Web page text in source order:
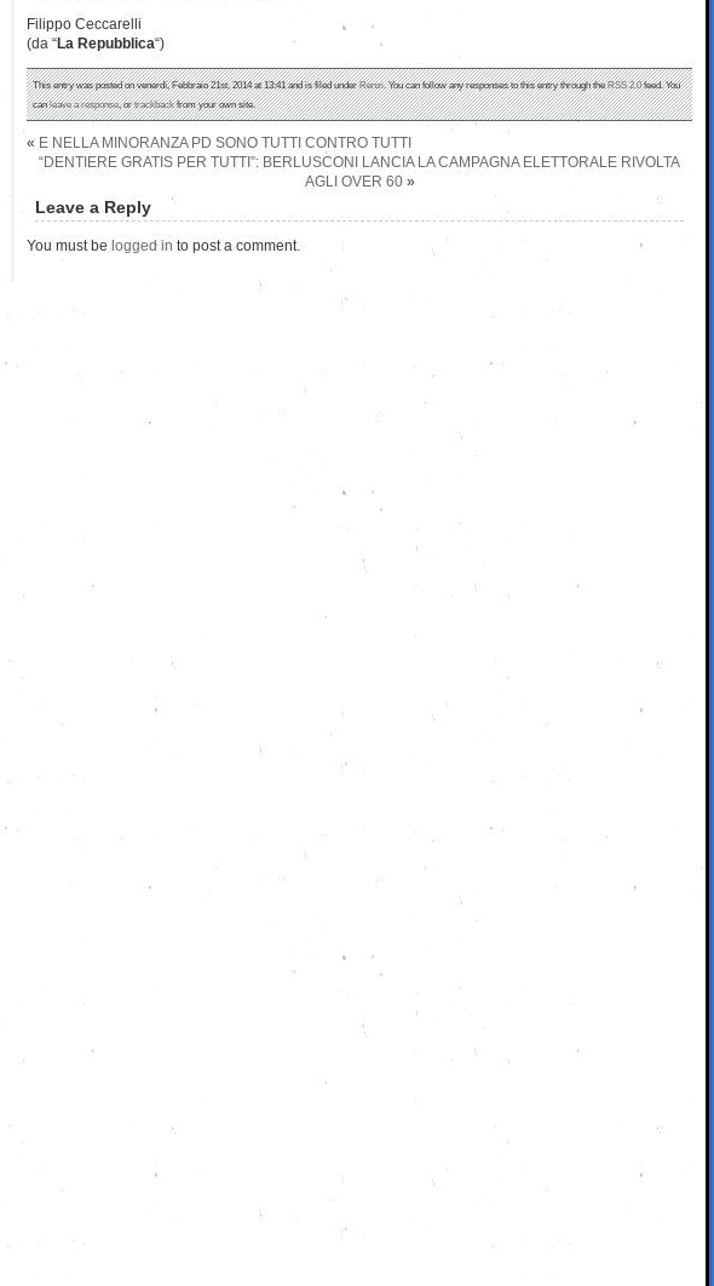
Filippo Ceccarelli
(da “La Repubblica“)
This entry was posted on venerdì, Febbraio 21st, 2014 at 13:41 and is filed underRenzi. You can follow any responses to this entry through theRSS 2.0feed. You
canleave a response, ortrackbackfrom your own site.
« E NELLA MINORANZA PD SONO TUTTI CONTRO TUTTI
“DENTIERE GRATIS PER TUTTI”: BERLUSCONI LANCIA LA CAMPAGNA ELETTORALE RIVOLTA
AGLI OVER 60»
Leave a Reply
You must be logged in to post a comment.